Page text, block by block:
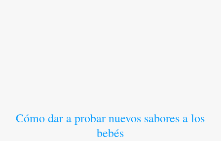
Cómo dar a probar nuevos sabores a los
bebés